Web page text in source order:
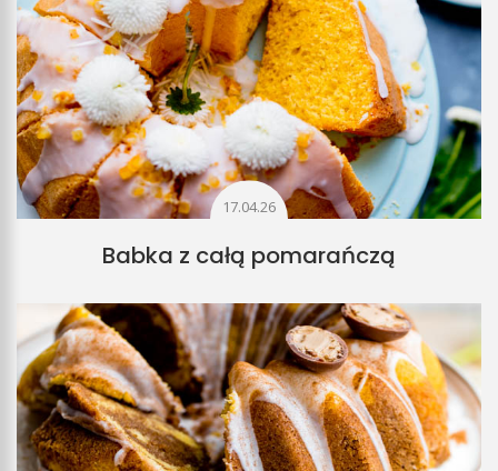
17.04.26
Babka z całą pomarańczą